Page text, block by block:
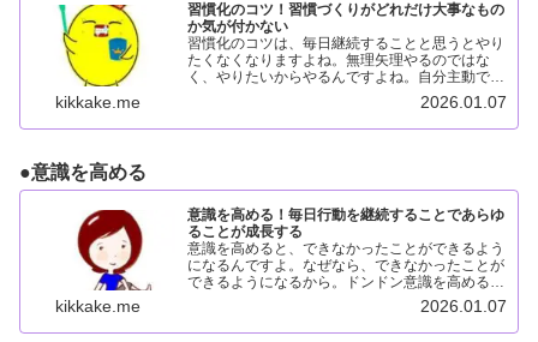
習慣化のコツ！習慣づくりがどれだけ大事なもの
か気が付かない
習慣化のコツは、毎日継続することと思うとやり
たくなくなりますよね。無理矢理やるのではな
く、やりたいからやるんですよね。自分主動でや
りたい理由を思い出し、続けたくなるんですよ
ね。やりたくない時はやらなくていいんですよ。
習慣化する理由習慣化する...
kikkake.me 2026.01.07
●意識を高める
意識を高める！毎日行動を継続することであらゆ
ることが成長する
意識を高めると、できなかったことができるよう
になるんですよ。なぜなら、できなかったことが
できるようになるから。ドンドン意識を高めるこ
とで、楽しくてしょうがない状態になれるんです
よ。意識を高める目的意識を高める目的は、誰よ
りも強い意識を持つこ...
kikkake.me 2026.01.07